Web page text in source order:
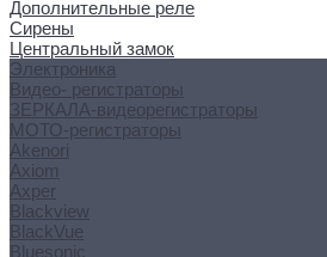
Дополнительные реле
Сирены
Центральный замок
Электроника
Видео- регистраторы
ЗЕРКАЛА-видеорегистраторы
МОТО-регистраторы
Akenori
Axiom
Axper
Blackview
BlackVue
Bluesonic